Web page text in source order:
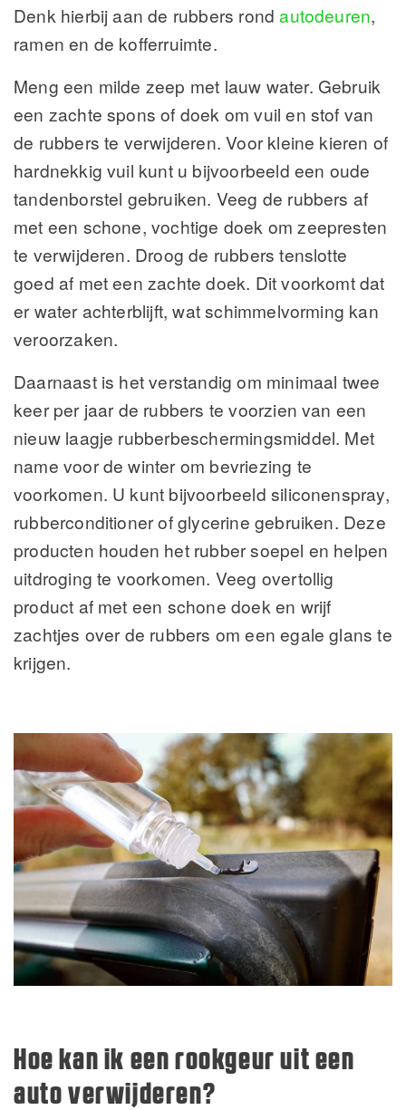
Denk hierbij aan de rubbers rondautodeuren,
ramen en de kofferruimte.
Meng een milde zeep met lauw water. Gebruik
een zachte spons of doek om vuil en stof van
de rubbers te verwijderen. Voor kleine kieren of
hardnekkig vuil kunt u bijvoorbeeld een oude
tandenborstel gebruiken. Veeg de rubbers af
met een schone, vochtige doek om zeepresten
te verwijderen. Droog de rubbers tenslotte
goed af met een zachte doek. Dit voorkomt dat
er water achterblijft, wat schimmelvorming kan
veroorzaken.
Daarnaast is het verstandig om minimaal twee
keer per jaar de rubbers te voorzien van een
nieuw laagje rubberbeschermingsmiddel. Met
name voor de winter om bevriezing te
voorkomen. U kunt bijvoorbeeld siliconenspray,
rubberconditioner of glycerine gebruiken. Deze
producten houden het rubber soepel en helpen
uitdroging te voorkomen. Veeg overtollig
product af met een schone doek en wrijf
zachtjes over de rubbers om een egale glans te
krijgen.
Hoe kan ik een rookgeur uit een
auto verwijderen?